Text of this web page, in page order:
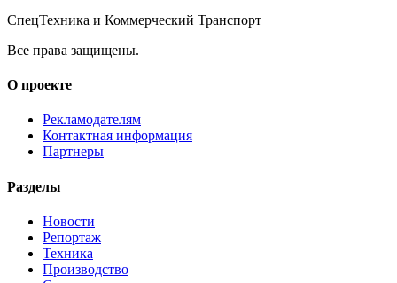
СпецТехника и Коммерческий Транспорт
Все права защищены.
О проекте
Рекламодателям
Контактная информация
Партнеры
Разделы
Новости
Репортаж
Техника
Производство